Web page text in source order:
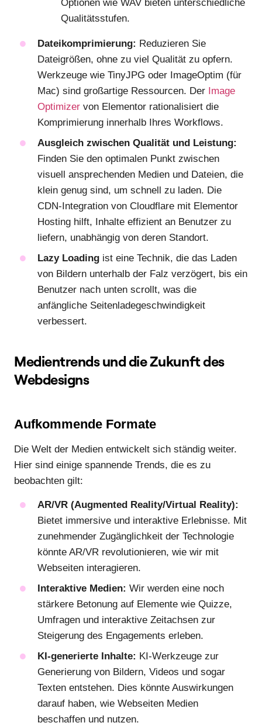
Optionen wie WAV bieten unterschiedliche
Qualitätsstufen.
Dateikomprimierung: Reduzieren Sie
Dateigrößen, ohne zu viel Qualität zu opfern.
Werkzeuge wie TinyJPG oder ImageOptim (für
Mac) sind großartige Ressourcen. Der Image
Optimizer von Elementor rationalisiert die
Komprimierung innerhalb Ihres Workflows.
Ausgleich zwischen Qualität und Leistung:
Finden Sie den optimalen Punkt zwischen
visuell ansprechenden Medien und Dateien, die
klein genug sind, um schnell zu laden. Die
CDN-Integration von Cloudflare mit Elementor
Hosting hilft, Inhalte effizient an Benutzer zu
liefern, unabhängig von deren Standort.
Lazy Loading ist eine Technik, die das Laden
von Bildern unterhalb der Falz verzögert, bis ein
Benutzer nach unten scrollt, was die
anfängliche Seitenladegeschwindigkeit
verbessert.
Medientrends und die Zukunft des
Webdesigns
Aufkommende Formate
Die Welt der Medien entwickelt sich ständig weiter.
Hier sind einige spannende Trends, die es zu
beobachten gilt:
AR/VR (Augmented Reality/Virtual Reality):
Bietet immersive und interaktive Erlebnisse. Mit
zunehmender Zugänglichkeit der Technologie
könnte AR/VR revolutionieren, wie wir mit
Webseiten interagieren.
Interaktive Medien: Wir werden eine noch
stärkere Betonung auf Elemente wie Quizze,
Umfragen und interaktive Zeitachsen zur
Steigerung des Engagements erleben.
KI-generierte Inhalte: KI-Werkzeuge zur
Generierung von Bildern, Videos und sogar
Texten entstehen. Dies könnte Auswirkungen
darauf haben, wie Webseiten Medien
beschaffen und nutzen.